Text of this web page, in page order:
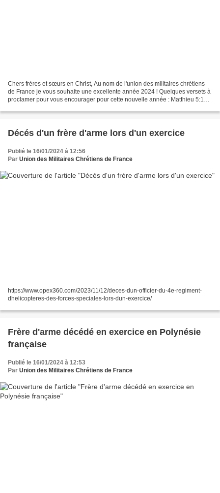
Chers frères et sœurs en Christ, Au nom de l'union des militaires chrétiens
de France je vous souhaite une excellente année 2024 ! Quelques versets à
proclamer pour vous encourager pour cette nouvelle année : Matthieu 5:14 :
Décés d'un frère d'arme lors d'un exercice
Publié le 16/01/2024 à 12:56
Par Union des Militaires Chrétiens de France
https://www.opex360.com/2023/11/12/deces-dun-officier-du-4e-regiment-
dhelicopteres-des-forces-speciales-lors-dun-exercice/
Frère d'arme décédé en exercice en Polynésie
française
Publié le 16/01/2024 à 12:53
Par Union des Militaires Chrétiens de France